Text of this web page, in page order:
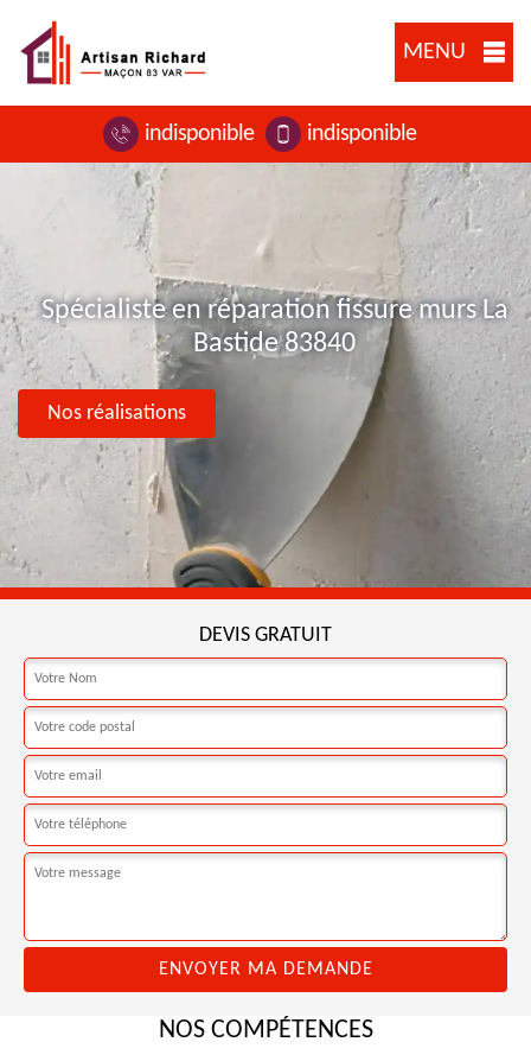
MENU
indisponible indisponible
Spécialiste en réparation fissure murs La
Bastide 83840
Nos réalisations
DEVIS GRATUIT
NOS COMPÉTENCES